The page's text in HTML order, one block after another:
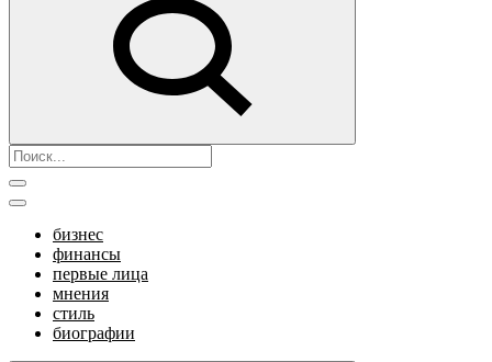
бизнес
финансы
первые лица
мнения
стиль
биографии